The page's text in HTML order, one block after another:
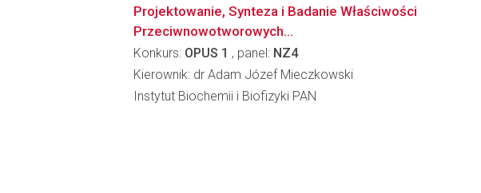
Projektowanie, Synteza i Badanie Właściwości
Przeciwnowotworowych...
Konkurs: OPUS 1 , panel: NZ4
Kierownik: dr Adam Józef Mieczkowski
Instytut Biochemii i Biofizyki PAN